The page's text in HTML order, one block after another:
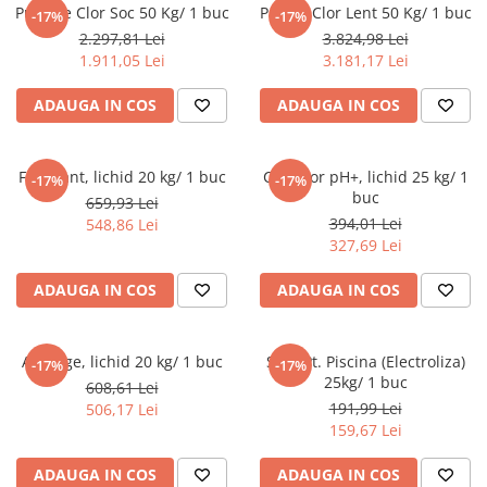
Detergenti Ultra-Concentrati
Articole Natur
Articole Natur + Albe
Boluri
Articole din Hartie
Catering
Servetele
Hartie Copt
Naproane
Pungi Catering
Sacose
Articole din Lemn
Tacamuri
Mop Talpa
Mopuri Clasice
Produse din plastic
Racleta Pardoseala
Spalatoare Inox/ Sarma
-17%
Pulbere Clor Soc 50 Kg/ 1 buc
2.297,81 Lei
1.911,05 Lei
ADAUGA IN COS
-17%
Pastile Clor Lent 50 Kg/ 1 buc
3.824,98 Lei
3.181,17 Lei
ADAUGA IN COS
-17%
Floculant, lichid 20 kg/ 1 buc
659,93 Lei
548,86 Lei
ADAUGA IN COS
-17%
Corector pH+, lichid 25 kg/ 1
buc
394,01 Lei
327,69 Lei
ADAUGA IN COS
-17%
Antialge, lichid 20 kg/ 1 buc
608,61 Lei
506,17 Lei
ADAUGA IN COS
-17%
Sare Pt. Piscina (Electroliza)
25kg/ 1 buc
191,99 Lei
159,67 Lei
ADAUGA IN COS